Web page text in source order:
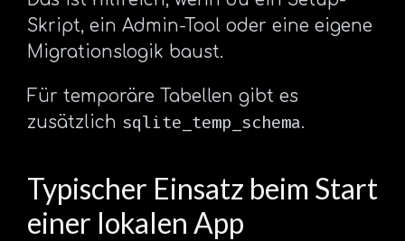
Skript, ein Admin-Tool oder eine eigene
Migrationslogik baust.
Für temporäre Tabellen gibt es
zusätzlich sqlite_temp_schema.
Typischer Einsatz beim Start
einer lokalen App